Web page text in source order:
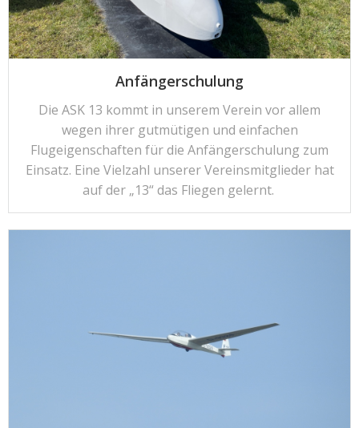
Anfängerschulung
Die ASK 13 kommt in unserem Verein vor allem
wegen ihrer gutmütigen und einfachen
Flugeigenschaften für die Anfängerschulung zum
Einsatz. Eine Vielzahl unserer Vereinsmitglieder hat
auf der „13“ das Fliegen gelernt.